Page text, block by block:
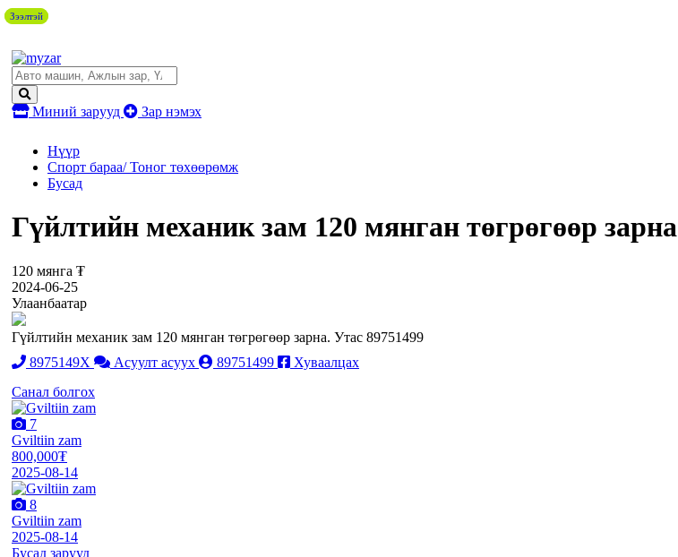
Миний зарууд Зар нэмэх
Нүүр
Спорт бараа/ Тоног төхөөрөмж
Бусад
Гүйлтийн механик зам 120 мянган төгрөгөөр зарна
120 мянга ₮
2024-06-25
Улаанбаатар
Гүйлтийн механик зам 120 мянган төгрөгөөр зарна. Утас 89751499
8975149X
Асуулт асуух 89751499
Хуваалцах
Санал болгох
7
Gviltiin zam
800,000₮
2025-08-14
8
Gviltiin zam
2025-08-14
Бусад зарууд
Зээлтэй
Зээлтэй